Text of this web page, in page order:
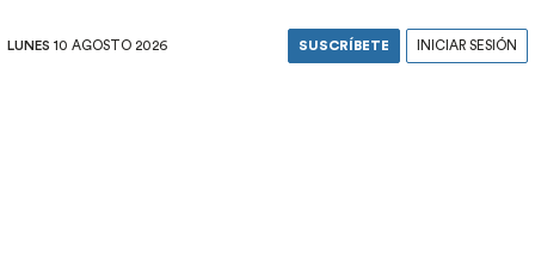
LUNES 10 AGOSTO 2026 SUSCRÍBETE INICIAR SESIÓN